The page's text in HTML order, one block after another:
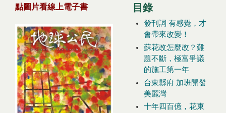
您在這裡
您在這裡 目錄
發刊詞 有感覺，才
會帶來改變！
蘇花改怎麼改？難
題不斷，極富爭議
的施工第一年
台東縣府 加班開發
美麗灣
十年四百億，花東
點圖片看線上電子書